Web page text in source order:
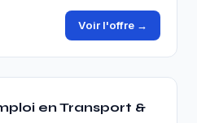
Voir l'offre →
en Transport &